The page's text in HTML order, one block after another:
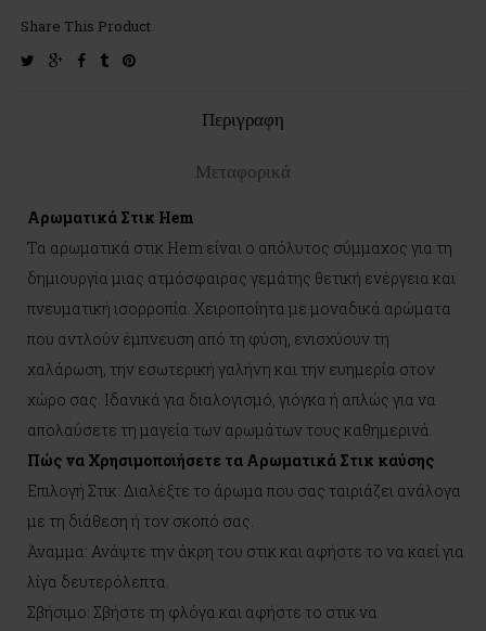
Share This Product
twittergoogle-facebook
tumblrpinterest
Περιγραφη
Μεταφορικά
Αρωματικά Στικ Hem
Τα αρωματικά στικ Hem είναι ο απόλυτος σύμμαχος για τη
δημιουργία μιας ατμόσφαιρας γεμάτης θετική ενέργεια και
πνευματική ισορροπία. Χειροποίητα με μοναδικά αρώματα
που αντλούν έμπνευση από τη φύση, ενισχύουν τη
χαλάρωση, την εσωτερική γαλήνη και την ευημερία στον
χώρο σας. Ιδανικά για διαλογισμό, γιόγκα ή απλώς για να
απολαύσετε τη μαγεία των αρωμάτων τους καθημερινά.
Πώς να Χρησιμοποιήσετε τα Αρωματικά Στικ καύσης
Επιλογή Στικ: Διαλέξτε το άρωμα που σας ταιριάζει ανάλογα
με τη διάθεση ή τον σκοπό σας.
Άναμμα: Ανάψτε την άκρη του στικ και αφήστε το να καεί για
λίγα δευτερόλεπτα.
Σβήσιμο: Σβήστε τη φλόγα και αφήστε το στικ να